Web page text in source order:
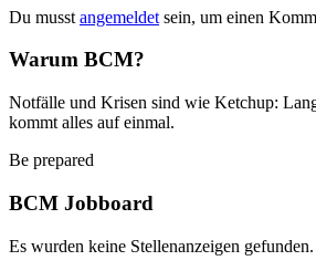
Du musst angemeldet sein, um einen
Warum BCM?
Notfälle und Krisen sind wie Ketchup:
kommt alles auf einmal.
Be prepared
BCM Jobboard
Es wurden keine Stellenanzeigen gefunden.